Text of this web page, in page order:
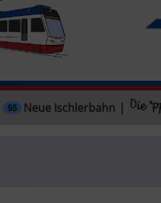
Neue Ischlerbahn